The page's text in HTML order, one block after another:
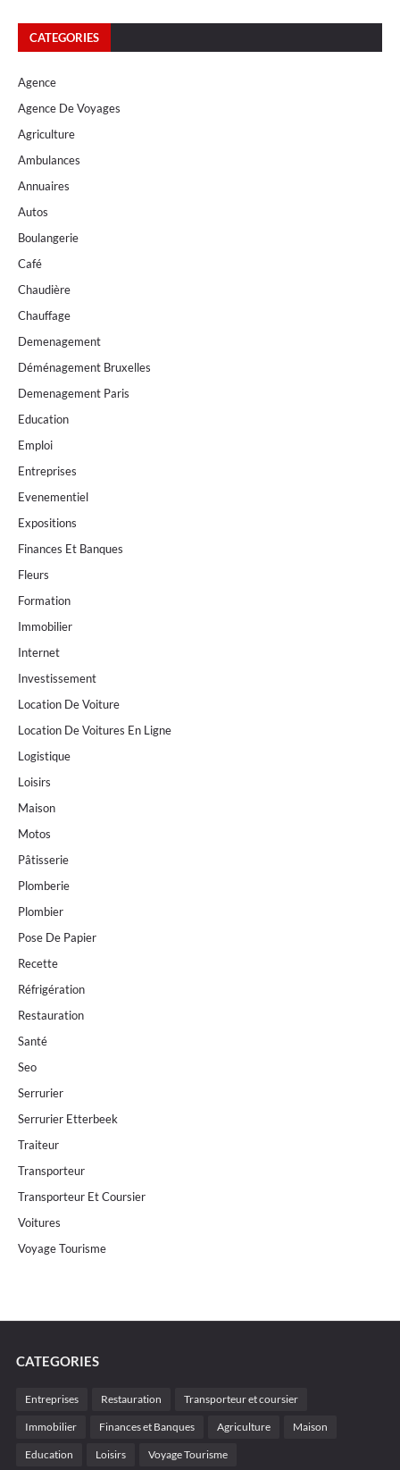
CATEGORIES
Agence
Agence De Voyages
Agriculture
Ambulances
Annuaires
Autos
Boulangerie
Café
Chaudière
Chauffage
Demenagement
Déménagement Bruxelles
Demenagement Paris
Education
Emploi
Entreprises
Evenementiel
Expositions
Finances Et Banques
Fleurs
Formation
Immobilier
Internet
Investissement
Location De Voiture
Location De Voitures En Ligne
Logistique
Loisirs
Maison
Motos
Pâtisserie
Plomberie
Plombier
Pose De Papier
Recette
Réfrigération
Restauration
Santé
Seo
Serrurier
Serrurier Etterbeek
Traiteur
Transporteur
Transporteur Et Coursier
Voitures
Voyage Tourisme
CATEGORIES
Entreprises Restauration Transporteur et coursier
Immobilier Finances et Banques Agriculture Maison
Education Loisirs Voyage Tourisme